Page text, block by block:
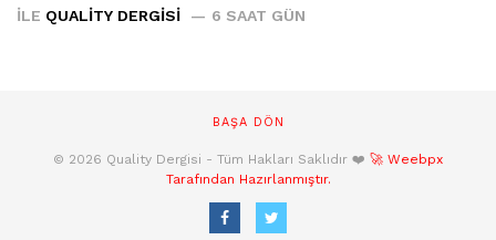
İLE QUALITY DERGISI 6 SAAT GÜN
BAŞA DÖN
© 2026 Quality Dergisi - Tüm Hakları Saklıdır ❤️ 🚀 Weebpx
Tarafından Hazırlanmıştır.